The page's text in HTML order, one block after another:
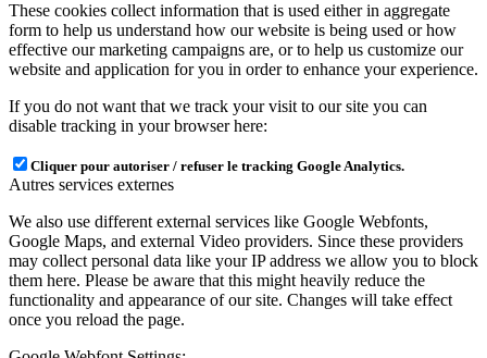
These cookies collect information that is used either in aggregate
form to help us understand how our website is being used or how
effective our marketing campaigns are, or to help us customize our
website and application for you in order to enhance your experience.
If you do not want that we track your visit to our site you can
disable tracking in your browser here:
Cliquer pour autoriser / refuser le tracking Google Analytics.
Autres services externes
We also use different external services like Google Webfonts,
Google Maps, and external Video providers. Since these providers
may collect personal data like your IP address we allow you to block
them here. Please be aware that this might heavily reduce the
functionality and appearance of our site. Changes will take effect
once you reload the page.